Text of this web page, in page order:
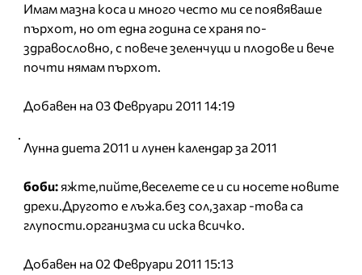
Имам мазна коса и много често ми се появяваше
пърхот, но от една година се храня по-
здравословно, с повече зеленчуци и плодове и вече
почти нямам пърхот.
Добавен на 03 Февруари 2011 14:19
Лунна диета 2011 и лунен календар за 2011
боби:яжте,пийте,веселете се и си носете новите
дрехи.Другото е лъжа.без сол,захар -това са
глупости.организма си иска всичко.
Добавен на 02 Февруари 2011 15:13